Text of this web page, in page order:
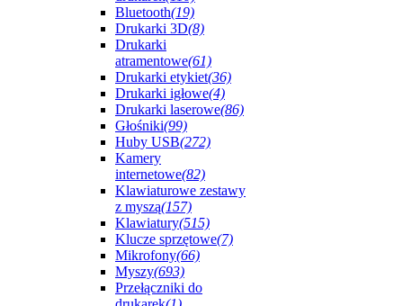
Bluetooth(19)
Drukarki 3D(8)
Drukarki
atramentowe(61)
Drukarki etykiet(36)
Drukarki igłowe(4)
Drukarki laserowe(86)
Głośniki(99)
Huby USB(272)
Kamery
internetowe(82)
Klawiaturowe zestawy
z myszą(157)
Klawiatury(515)
Klucze sprzętowe(7)
Mikrofony(66)
Myszy(693)
Przełączniki do